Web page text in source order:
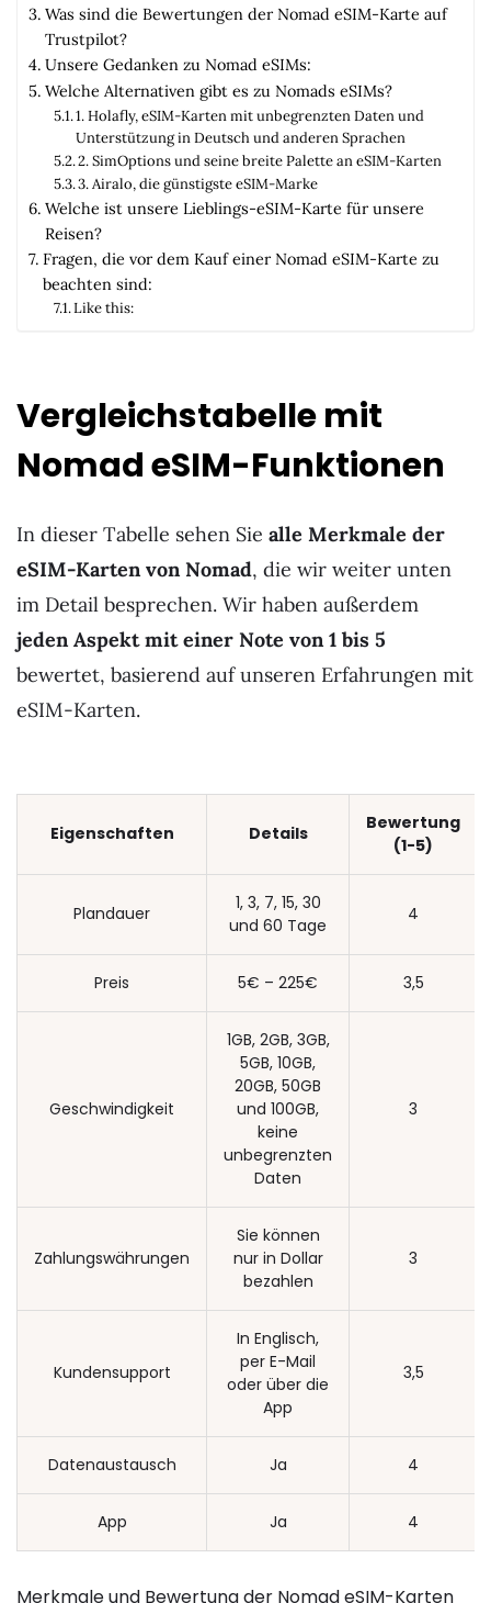
Was sind die Bewertungen der Nomad eSIM-Karte auf
Trustpilot?
Unsere Gedanken zu Nomad eSIMs:
Welche Alternativen gibt es zu Nomads eSIMs?
1. Holafly, eSIM-Karten mit unbegrenzten Daten und
Unterstützung in Deutsch und anderen Sprachen
2. SimOptions und seine breite Palette an eSIM-Karten
3. Airalo, die günstigste eSIM-Marke
Welche ist unsere Lieblings-eSIM-Karte für unsere
Reisen?
Fragen, die vor dem Kauf einer Nomad eSIM-Karte zu
beachten sind:
Like this:
Vergleichstabelle mit
Nomad eSIM-Funktionen
In dieser Tabelle sehen Sie alle Merkmale der
eSIM-Karten von Nomad, die wir weiter unten
im Detail besprechen. Wir haben außerdem
jeden Aspekt mit einer Note von 1 bis 5
bewertet, basierend auf unseren Erfahrungen mit
eSIM-Karten.
Eigenschaften Details
Bewertung
(1-5)
Plandauer
1, 3, 7, 15, 30
und 60 Tage
4
Preis 5€ – 225€ 3,5
Geschwindigkeit
1GB, 2GB, 3GB,
5GB, 10GB,
20GB, 50GB
und 100GB,
keine
unbegrenzten
Daten
3
Zahlungswährungen
Sie können
nur in Dollar
bezahlen
3
Kundensupport
In Englisch,
per E-Mail
oder über die
App
3,5
Datenaustausch Ja 4
App Ja 4
Merkmale und Bewertung der Nomad eSIM-Karten